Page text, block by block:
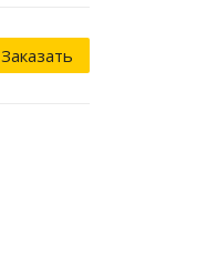
Заказать